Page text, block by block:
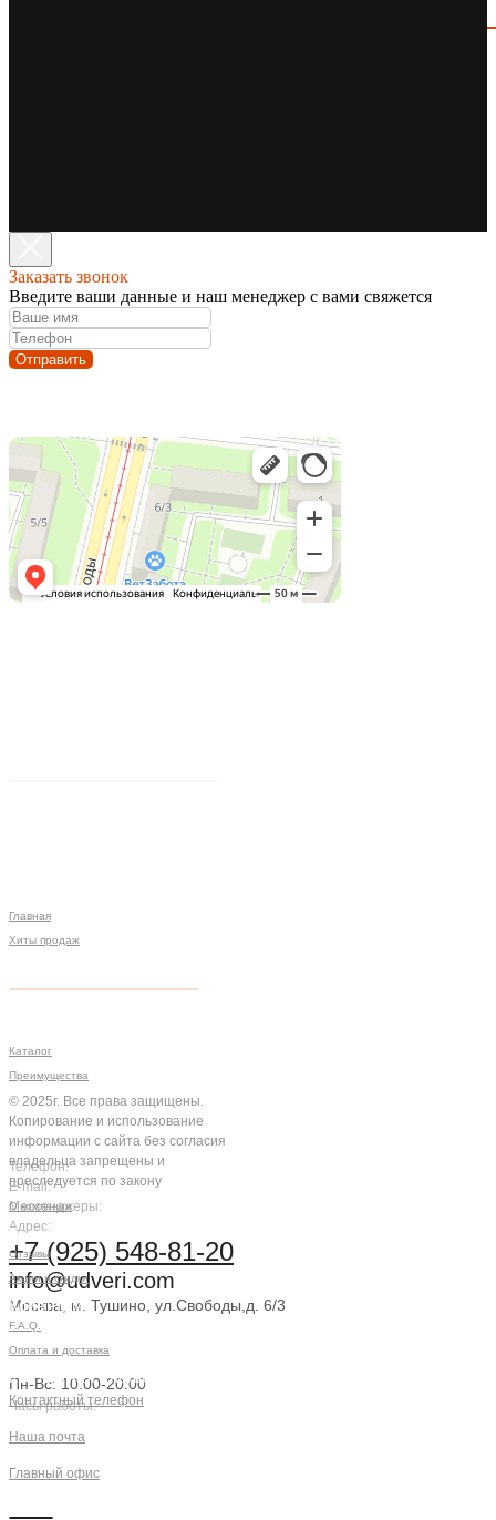
Телефон:
E-mail:
Мессенджеры:
Адрес:
+7 (925) 548-81-20
info@udveri.com
Москва, м. Тушино, ул.Свободы,д. 6/3
Пн-Вс: 10:00-20:00
Часы работы:
Главная
Хиты продаж
Мы на связи
Каталог
Преимущества
© 2025г. Все права защищены.
Копирование и использование
информации с сайта без согласия
владельца запрещены и
преследуется по закону
О компании
Компания
Отзывы
Акции и скидки
Клиентам
F.A.Q.
Оплата и доставка
Контактная информация
Контактный телефон
Наша почта
Главный офис
Заказать звонок
Введите ваши данные и наш менеджер с вами свяжется
Отправить